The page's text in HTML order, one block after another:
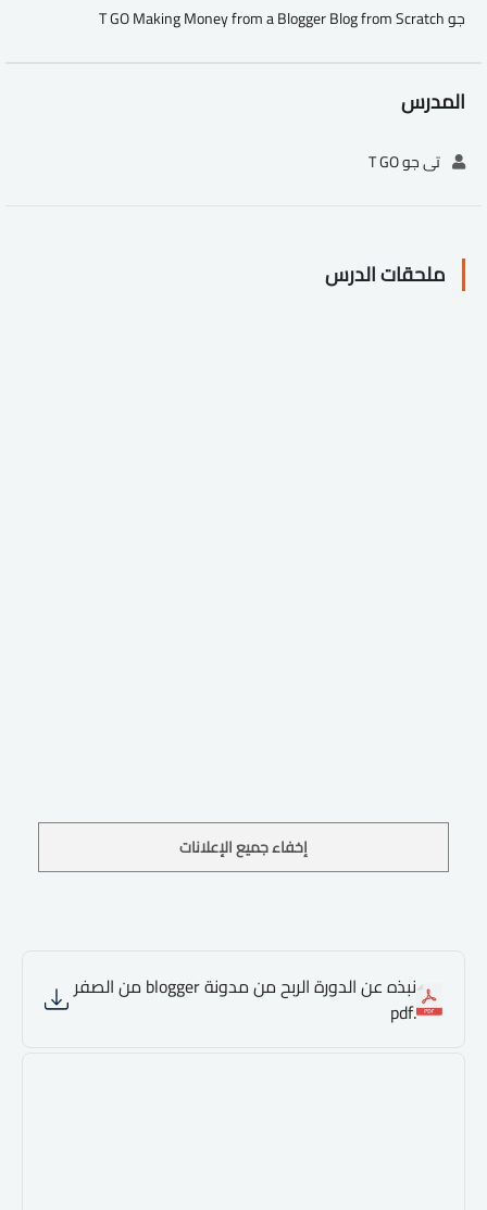
جو T GO Making Money from a Blogger Blog from Scratch
المدرس
تى جو T GO
ملحقات الدرس
إخفاء جميع الإعلانات
نبذه عن الدورة الربح من مدونة blogger من الصفر
.pdf